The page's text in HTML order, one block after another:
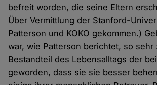
befreit worden, die seine Eltern
Über Vermittlung der Stanford-
Patterson und KOKO gekommen.)
war, wie Patterson berichtet, so sehr
Bestandteil des Lebensalltags der
geworden, dass sie sie besser